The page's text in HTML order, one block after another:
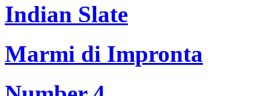
Indian Slate
Marmi di Impronta